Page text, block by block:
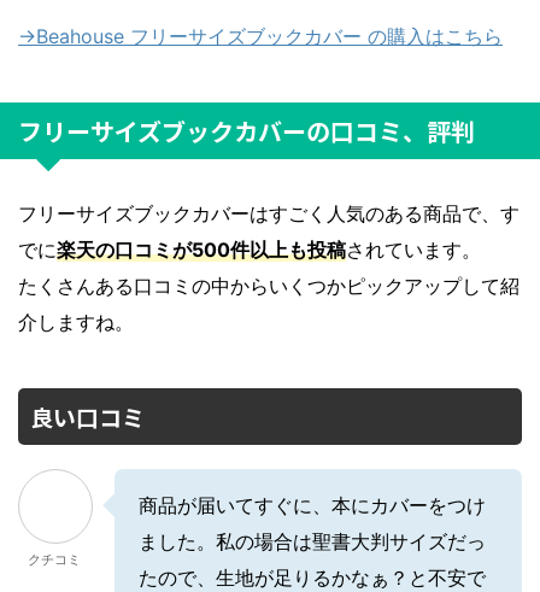
→Beahouse フリーサイズブックカバー の購入はこちら
フリーサイズブックカバーの口コミ、評判
フリーサイズブックカバーはすごく人気のある商品で、す
でに楽天の口コミが500件以上も投稿されています。
たくさんある口コミの中からいくつかピックアップして紹
介しますね。
良い口コミ
クチコミ
商品が届いてすぐに、本にカバーをつけ
ました。私の場合は聖書大判サイズだっ
たので、生地が足りるかなぁ？と不安で